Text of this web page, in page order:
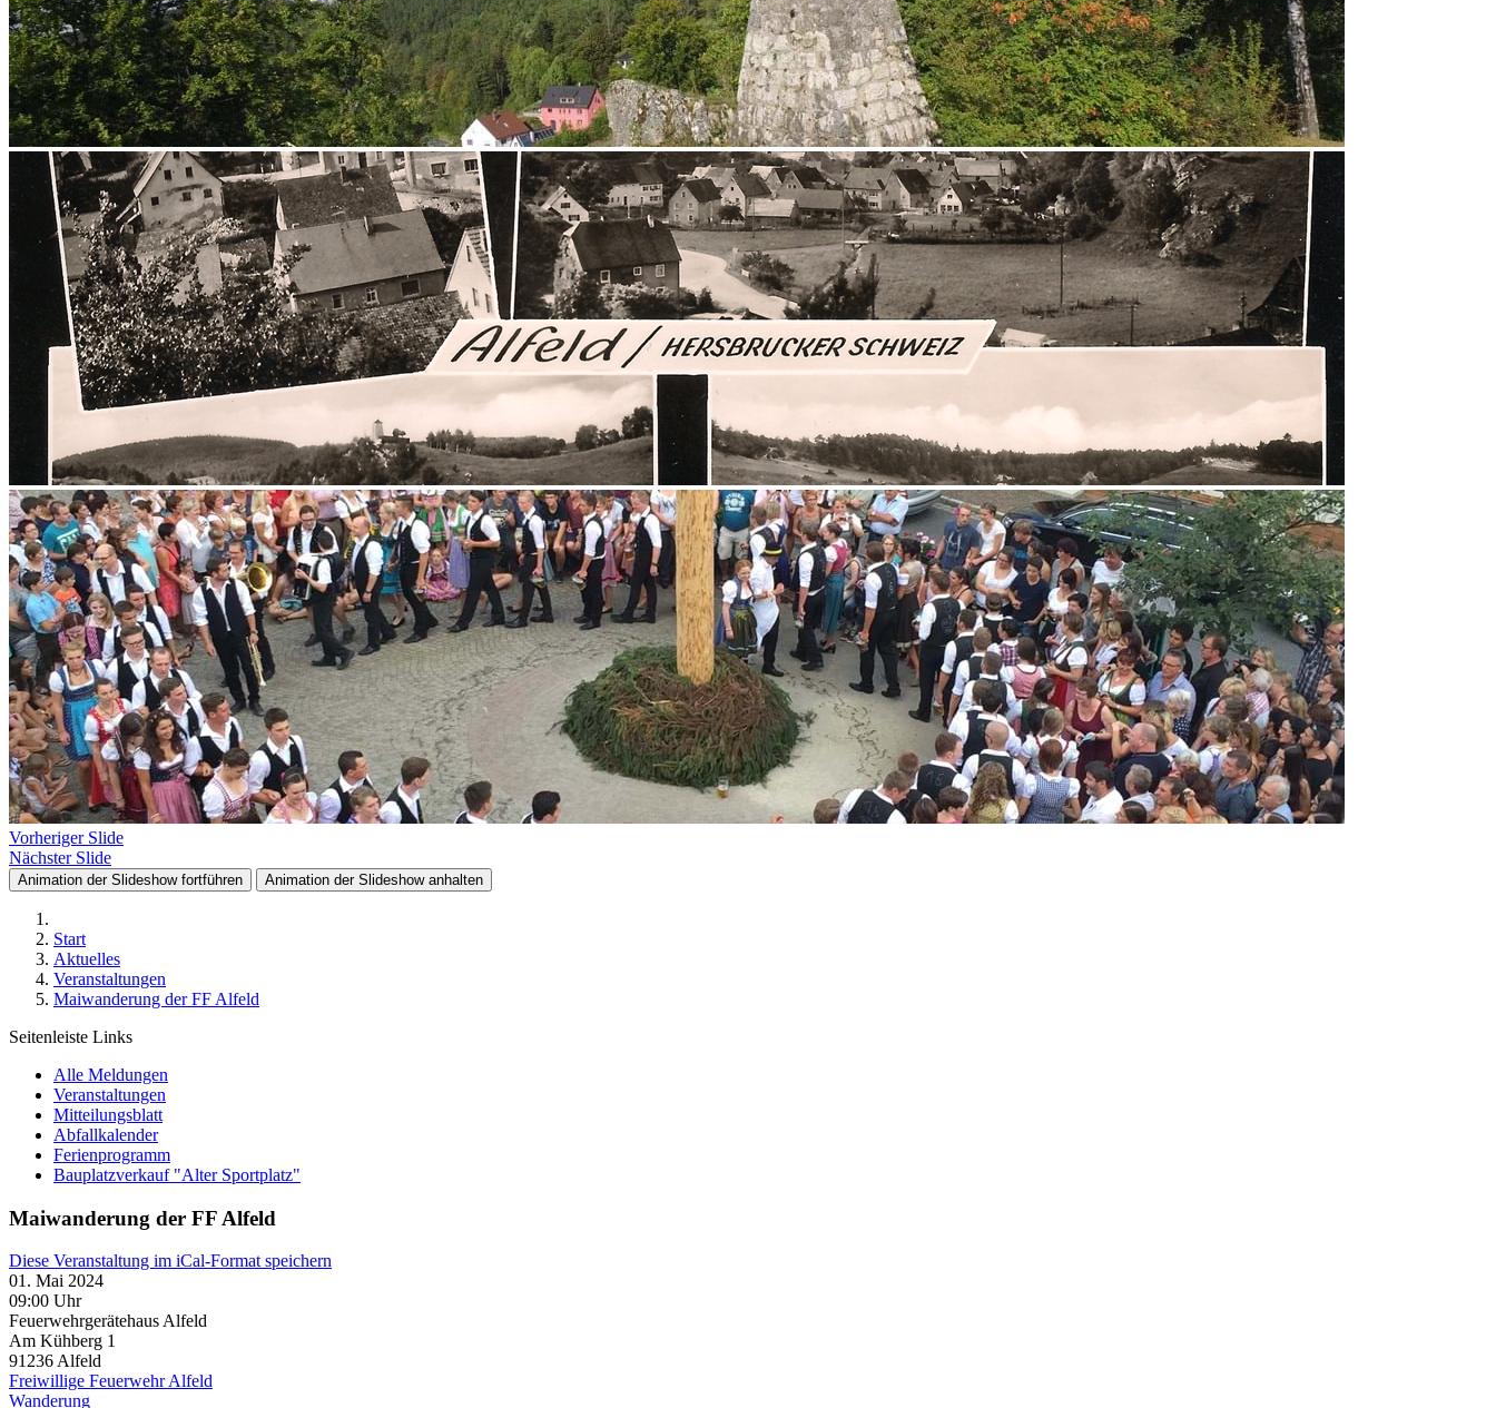
Vorheriger Slide
Nächster Slide
Animation der Slideshow fortführen Animation der Slideshow anhalten
Start
Aktuelles
Veranstaltungen
Maiwanderung der FF Alfeld
Seitenleiste Links
Alle Meldungen
Veranstaltungen
Mitteilungsblatt
Abfallkalender
Ferienprogramm
Bauplatzverkauf "Alter Sportplatz"
Maiwanderung der FF Alfeld
Diese Veranstaltung im iCal-Format speichern
01. Mai 2024
09:00 Uhr
Feuerwehrgerätehaus Alfeld
Am Kühberg 1
91236Alfeld
Freiwillige Feuerwehr Alfeld
Wanderung